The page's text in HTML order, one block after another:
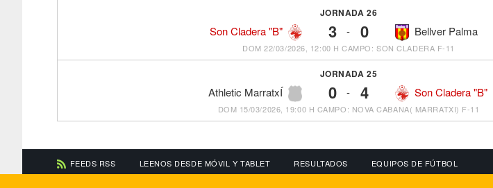
JORNADA 26
Son Cladera "B" 3 - Bellver Palma
0
DOM 22/03/2026, 12:00 H CAMPO: SON CLADERA F-11
JORNADA 25
Athletic MarratxÍ 0 - Son Cladera "B"
4
DOM 15/03/2026, 19:00 H CAMPO: NOVA CABANA( MARRATXI) F-11
FEEDS RSS LEENOS DESDE MÓVIL Y TABLET RESULTADOS EQUIPOS DE FÚTBOL